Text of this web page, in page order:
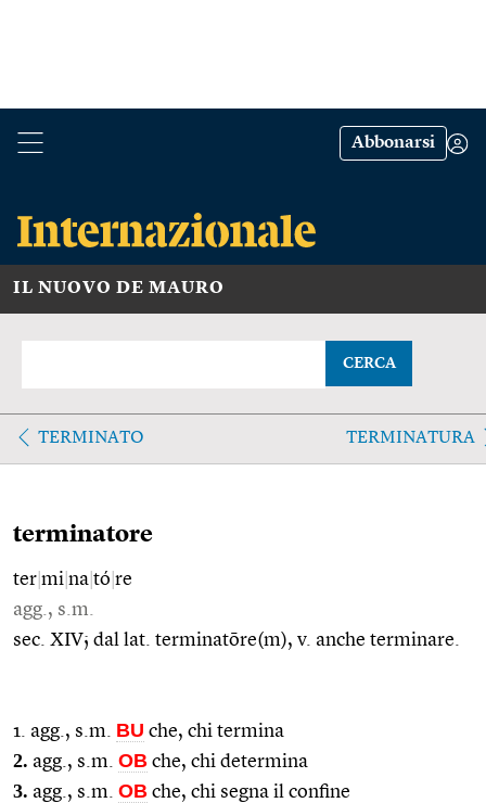
Abbonarsi
IL NUOVO DE MAURO
CERCA
TERMINATO TERMINATURA
terminatore
ter mi na tó re
agg., s.m.
sec. XIV; dal lat. terminatōre(m), v. anche terminare.
1. agg., s.m. BU che, chi termina
2. agg., s.m. OB che, chi determina
3. agg., s.m. OB che, chi segna il confine